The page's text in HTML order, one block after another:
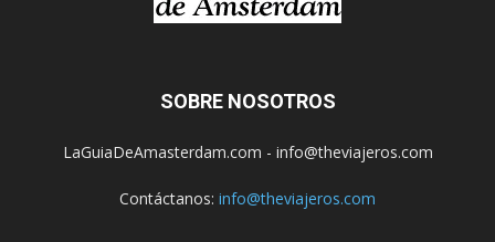
SOBRE NOSOTROS
LaGuiaDeAmasterdam.com - info@theviajeros.com
Contáctanos: info@theviajeros.com